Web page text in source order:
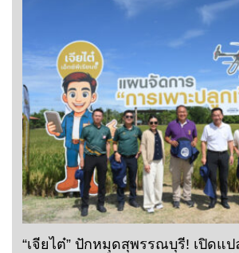
“เจียไต๋” ปักหมุดสุพรรณบุรี! เปิดแ